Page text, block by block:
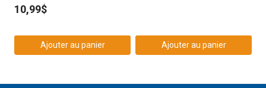
sur
page
du
10,99$
Ajouter au panier Ajouter au panier